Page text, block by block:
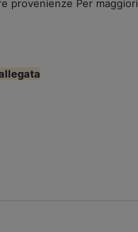
provenienze Per maggiori